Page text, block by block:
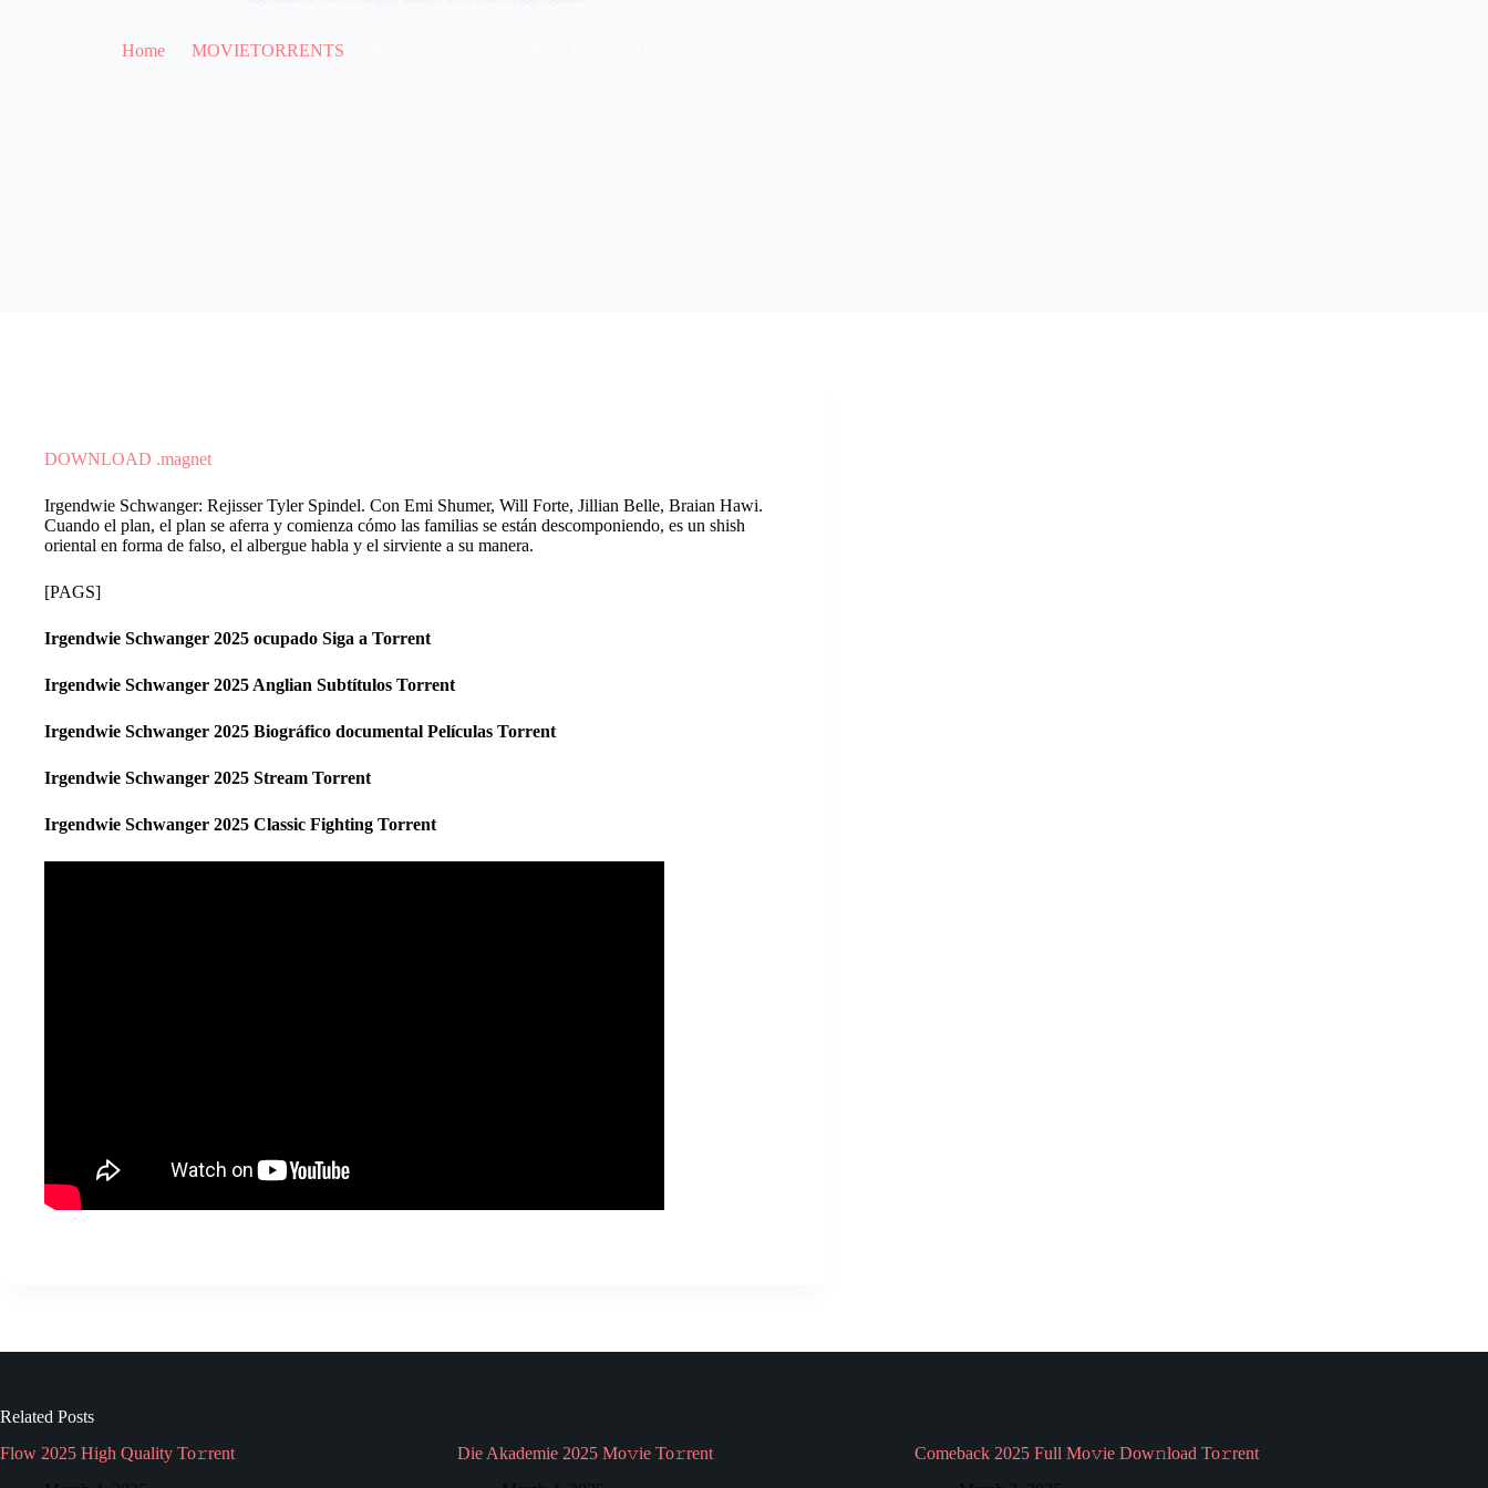
Home MOVIETORRENTS
DOWNLOAD .magnet
Irgendwie Schwanger: Rejisser Tyler Spindel. Con Emi Shumer, Will Forte, Jillian Belle, Braian Hawi.
Cuando el plan, el plan se aferra y comienza cómo las familias se están descomponiendo, es un shish
oriental en forma de falso, el albergue habla y el sirviente a su manera.
[PAGS]
Irgendwie Schwanger 2025 ocupado Siga a Torrent
Irgendwie Schwanger 2025 Anglian Subtítulos Torrent
Irgendwie Schwanger 2025 Biográfico documental Películas Torrent
Irgendwie Schwanger 2025 Stream Torrent
Irgendwie Schwanger 2025 Classic Fighting Torrent
Related Posts
Flow 2025 High Quality To𝚛rent
Die Akademie 2025 Mo𝚟ie To𝚛rent
Comeback 2025 Full Mo𝚟ie Dow𝚗load To𝚛rent